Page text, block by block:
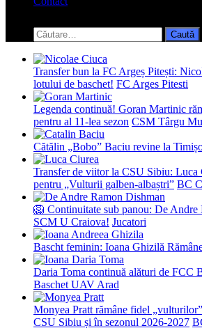
search
form
Caută
după:
Transfer bun la FC Argeș Pitești:
lotului de baschet! FC Arges Pitesti
Legenda continuă! Goran Martinic
pentru al 11-lea sezon CSM Târgu
Cătălin „Bobo” Baciu revine la
Transfer de viitor la CSU Sibiu: Luca
pentru „Vulturii galben-albaștri” BC
🦁 Continuitate sub panou: De Andre
SCM U Craiova! Jucatori
Bascht feminin: Ioana Ghizilă
Daria Toma continuă alături de FCC
Baschet UAV Arad
Monyea Pratt rămâne fidel
CSU Sibiu și în sezonul 2026-2027